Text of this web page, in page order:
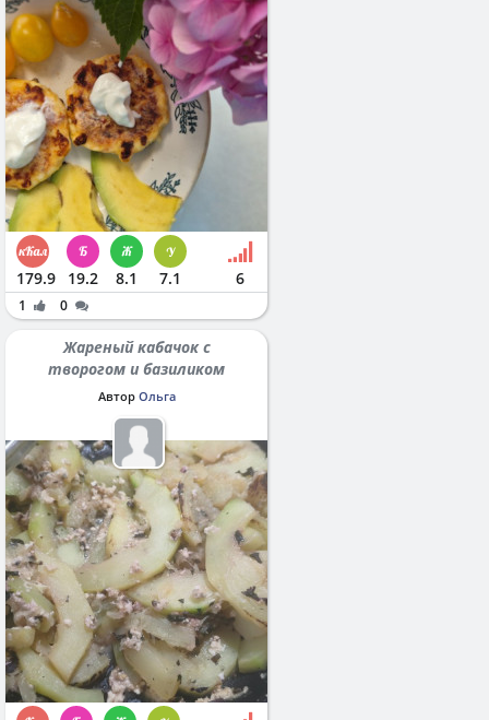
179.9 19.2 8.1 7.1 6
1 0
Жареный кабачок с
творогом и базиликом
Автор Ольга